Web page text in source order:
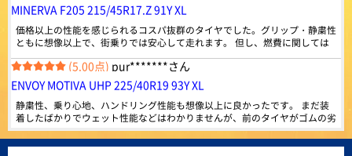
MAXTREK
マックストレック
顧客満足度第一で技術革新を続ける急成長ブランドMAX
TREK（マックストレック）。 世界一流タイヤ工場と並
ぶ技術力を備えており、中国、アメリカ、ヨーロッパな
どの認証も取得。 道路状況に考慮された、さまざまな特
性を持ったタイヤを設計しています。
総合評価： 817件 4.39
MINERVA 特設ページは
こちら!
MINERVA F205 215/45R17.Z 91Y XL
価格以上の性能を感じられるコスパ抜群のタイヤでした。グリップ・静粛性
ともに想像以上で、街乗りでは安心して走れます。 但し、燃費に関しては
若干心配はしていますが、この値段ではと割り切り、これから様子をみてい
きます。
(5.00点) pur*******さん
ENVOY MOTIVA UHP 225/40R19 93Y XL
静粛性、乗り心地、ハンドリング性能も想像以上に良かったです。 まだ装
着したばかりでウェット性能などはわかりませんが、前のタイヤがゴムの劣
化で乗り心地が悪かったのでタイヤ交換して快適です。 純正タイヤに比べ
価格もかなり安いため次回は早めの交換をしたい。
(3.57点)チープインパクトさん